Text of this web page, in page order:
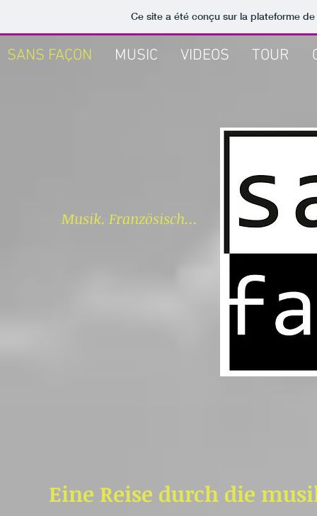
Ce site a été conçu sur la plateforme
SANS FAÇON MUSIC VIDEOS TOUR
Musik. Französisch...
Eine Reise durch die